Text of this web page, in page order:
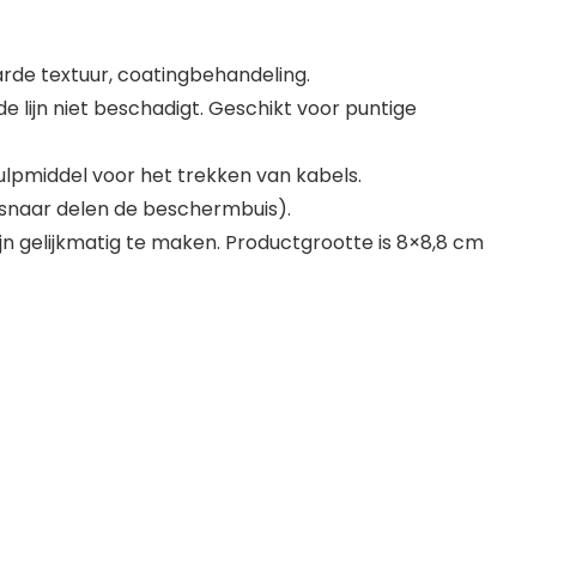
textuur, coatingbehandeling.
lijn niet beschadigt. Geschikt voor puntige
voor het trekken van kabels.
delen de beschermbuis).
gelijkmatig te maken. Productgrootte is 8×8,8 cm